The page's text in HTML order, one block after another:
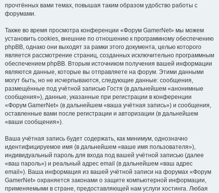
прочтённых вами темах, повышая таким образом удобство работы с
форумами.
Также во время просмотра конференции «Форум GamerNet» мы можем
установить cookies, внешние по отношению к программному обеспечению
phpBB, однако они выходят за рамки этого документа, целью которого
является рассмотрение страниц, созданных исключительно программным
обеспечением phpBB. Вторым источником получения вашей информации
являются данные, которые вы отправляете на форум. Этими данными
могут быть, но не исчерпываются, следующие данные: сообщения,
размещённые под учётной записью Гостя (в дальнейшем «анонимные
сообщения»), данные, указанные при регистрации в конференции
«Форум GamerNet» (в дальнейшем «ваша учётная запись») и сообщения,
оставленные вами после регистрации и авторизации (в дальнейшем
«ваши сообщения»).
Ваша учётная запись будет содержать, как минимум, однозначно
идентифицируемое имя (в дальнейшем «ваше имя пользователя»),
индивидуальный пароль для входа под вашей учётной записью (далее
«ваш пароль») и реальный адрес email (в дальнейшем «ваш адрес
email»). Ваша информация из вашей учётной записи на форумах «Форум
GamerNet» охраняется законами о защите компьютерной информации,
применяемыми в стране, предоставляющей нам услуги хостинга. Любая